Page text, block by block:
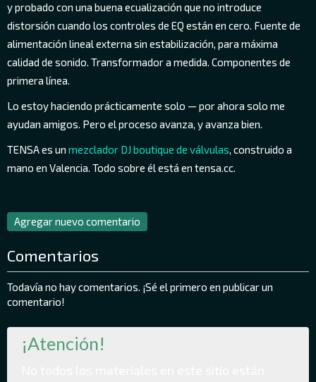
y probado con una buena ecualización que no introduce
distorsión cuando los controles de EQ están en cero. Fuente de
alimentación lineal externa sin estabilización, para máxima
calidad de sonido. Transformador a medida. Componentes de
primera línea.
Lo estoy haciendo prácticamente solo — por ahora solo me
ayudan amigos. Pero el proceso avanza, y avanza bien.
TENSA es un mezclador DJ boutique de válvulas, construido a
mano en Valencia. Todo sobre él está en tensa.cc.
Agregar nuevo comentario
Comentarios
Todavía no hay comentarios. ¡Sé el primero en publicar un
comentario!
¡Atención!